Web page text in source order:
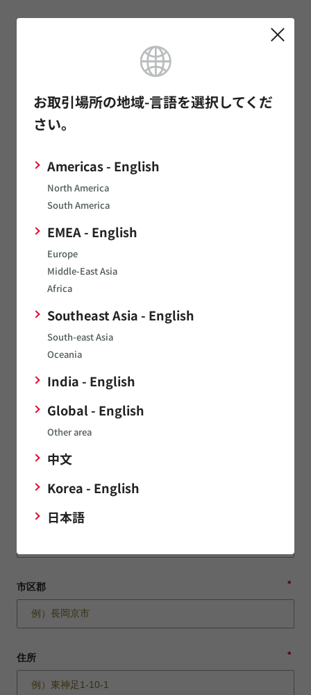
お取引場所の地域-言語を選択してくだ
さい。
Americas - English
North America
South America
EMEA - English
Europe
Middle-East Asia
Africa
Southeast Asia - English
South-east Asia
Oceania
India - English
Global - English
Other area
中文
Korea - English
日本語
名（日）
企業メールアドレス
メールアドレスのお間違いにご注意下さい。
電話番号
正式企業名（日）
企業名を検索候補から選択することで住所情報が自動入力され
ます。
都道府県
*
市区郡
*
住所